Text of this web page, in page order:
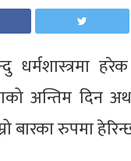
धर्मशास्त्रमा
अन्तिम दिन
बारका रुपमा